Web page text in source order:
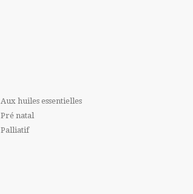
Aux huiles essentielles
Pré natal
Palliatif